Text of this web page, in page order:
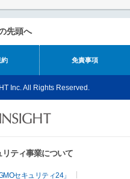
先頭へ
約 免責事項
Inc. All Rights Reserved.
ティ事業について
セキュリティ24」